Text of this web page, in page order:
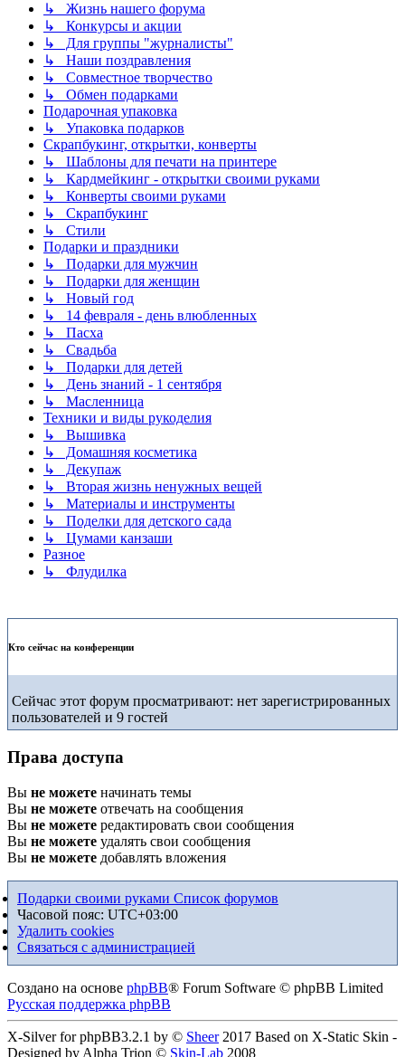
↳ Жизнь нашего форума
↳ Конкурсы и акции
↳ Для группы "журналисты"
↳ Наши поздравления
↳ Совместное творчество
↳ Обмен подарками
Подарочная упаковка
↳ Упаковка подарков
Скрапбукинг, открытки, конверты
↳ Шаблоны для печати на принтере
↳ Кардмейкинг - открытки своими руками
↳ Конверты своими руками
↳ Скрапбукинг
↳ Стили
Подарки и праздники
↳ Подарки для мужчин
↳ Подарки для женщин
↳ Новый год
↳ 14 февраля - день влюбленных
↳ Пасха
↳ Свадьба
↳ Подарки для детей
↳ День знаний - 1 сентября
↳ Масленница
Техники и виды рукоделия
↳ Вышивка
↳ Домашняя косметика
↳ Декупаж
↳ Вторая жизнь ненужных вещей
↳ Материалы и инструменты
↳ Поделки для детского сада
↳ Цумами канзаши
Разное
↳ Флудилка
Кто сейчас на конференции
Сейчас этот форум просматривают: нет зарегистрированных
пользователей и 9 гостей
Права доступа
Вы не можете начинать темы
Вы не можете отвечать на сообщения
Вы не можете редактировать свои сообщения
Вы не можете удалять свои сообщения
Вы не можете добавлять вложения
Подарки своими руками Список форумов
Часовой пояс: UTC+03:00
Удалить cookies
Связаться с администрацией
Создано на основе phpBB® Forum Software © phpBB Limited
Русская поддержка phpBB
X-Silver for phpBB3.2.1 by © Sheer2017 Based on X-Static Skin -
Designed by Alpha Trion © Skin-Lab 2008